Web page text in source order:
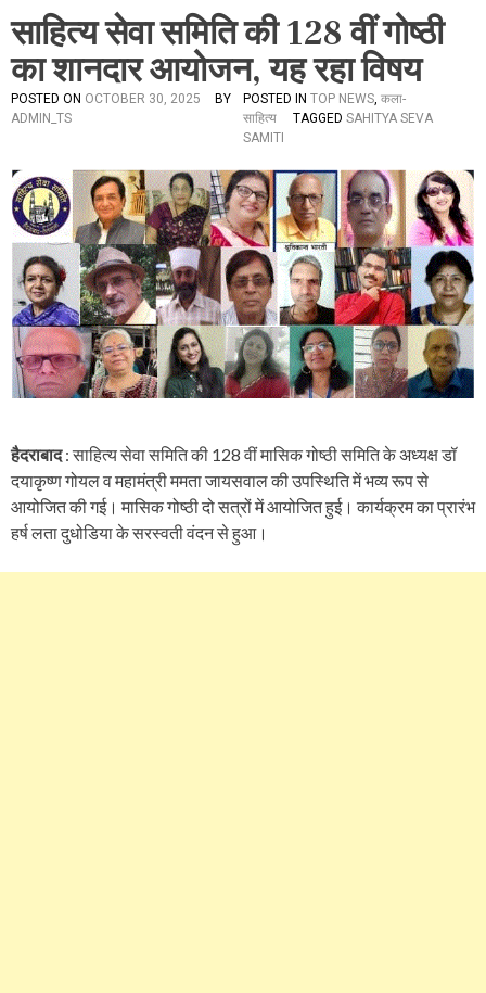
साहित्य सेवा समिति की 128 वीं गोष्ठी
का शानदार आयोजन, यह रहा विषय
POSTED ON OCTOBER 30, 2025
BY
ADMIN_TS
POSTED IN TOP NEWS, कला-
साहित्य
TAGGED SAHITYA SEVA
SAMITI
हैदराबाद: साहित्य सेवा समिति की 128 वीं मासिक गोष्ठी समिति के अध्यक्ष डॉ
दयाकृष्ण गोयल व महामंत्री ममता जायसवाल की उपस्थिति में भव्य रूप से
आयोजित की गई। मासिक गोष्ठी दो सत्रों में आयोजित हुई। कार्यक्रम का प्रारंभ
हर्ष लता दुधोडिया के सरस्वती वंदन से हुआ।